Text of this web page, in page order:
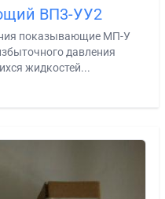
ВП3-УУ2
показывающие МП-У
давления
жидкостей...